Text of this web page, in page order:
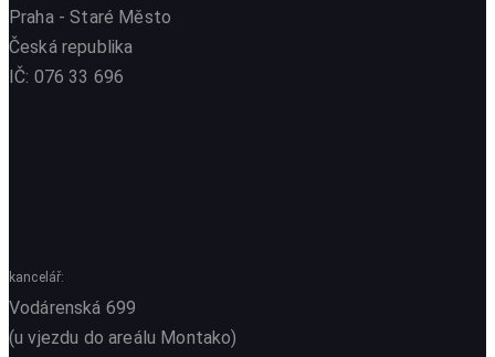
Praha - Staré Město
Česká republika
IČ: 076 33 696
kancelář:
Vodárenská 699
(u vjezdu do areálu Montako)